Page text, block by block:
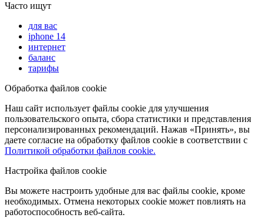
Часто ищут
для вас
iphone 14
интернет
баланс
тарифы
Обработка файлов cookie
Наш сайт использует файлы cookie для улучшения
пользовательского опыта, сбора статистики и представления
персонализированных рекомендаций. Нажав «Принять», вы
даете согласие на обработку файлов cookie в соответствии с
Политикой обработки файлов cookie.
Настройка файлов cookie
Вы можете настроить удобные для вас файлы cookie, кроме
необходимых. Отмена некоторых cookie может повлиять на
работоспособность веб-сайта.